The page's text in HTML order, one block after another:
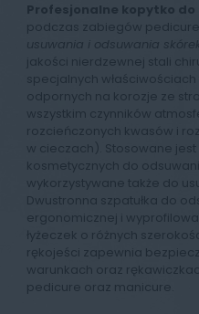
Profesjonalne kopytko
podczas zabiegów
usuwania i odsuwania skórek
jakości nierdzewnej stali
specjalnych
odpornych na korozje ze
wszystkim czynników
rozcieńczonych kwasów i
w cieczach). Stosowane
kosmetycznych do
wykorzystywane także do
Dwustronna szpatułka do
ergonomicznej i
łyżeczek o różnych
rękojeści zapewnia
warunkach oraz
pedicure oraz manicure.